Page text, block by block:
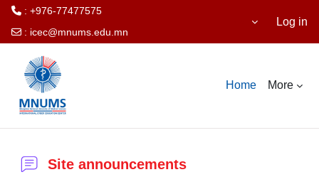
: +976-77477575
: icec@mnums.edu.mn
Log in
Home More
Site announcements